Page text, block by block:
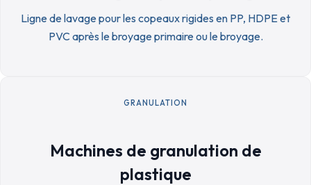
Ligne de lavage pour les copeaux rigides en PP, HDPE et
PVC après le broyage primaire ou le broyage.
GRANULATION
Machines de granulation de
plastique